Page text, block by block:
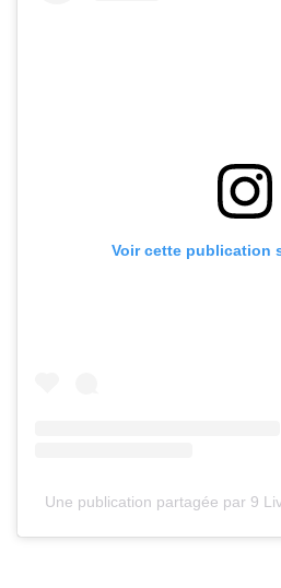
Voir cette publication
Une publication partagée par 9